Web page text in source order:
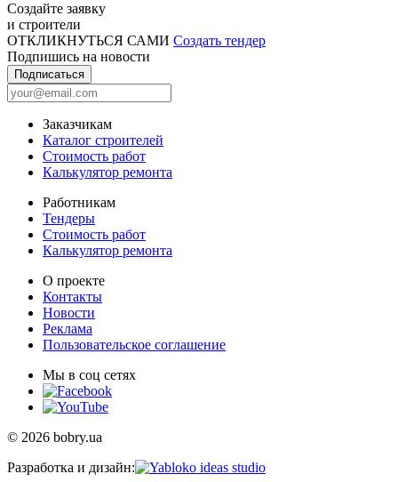
Создайте заявку
и строители
ОТКЛИКНУТЬСЯ САМИ Создать тендер
Подпишись на новости
Подписаться
Заказчикам
Каталог строителей
Стоимость работ
Калькулятор ремонта
Работникам
Тендеры
Стоимость работ
Калькулятор ремонта
О проекте
Контакты
Новости
Реклама
Пользовательское соглашение
Мы в соц сетях
© 2026 bobry.ua
Разработка и дизайн: